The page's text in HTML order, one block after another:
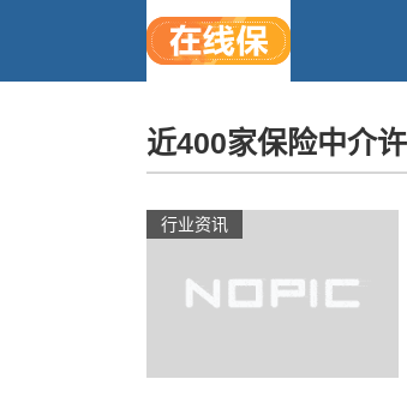
近400家保险中介
行业资讯